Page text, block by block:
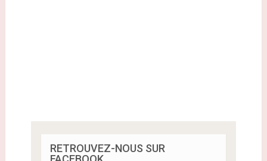
RETROUVEZ-NOUS SUR